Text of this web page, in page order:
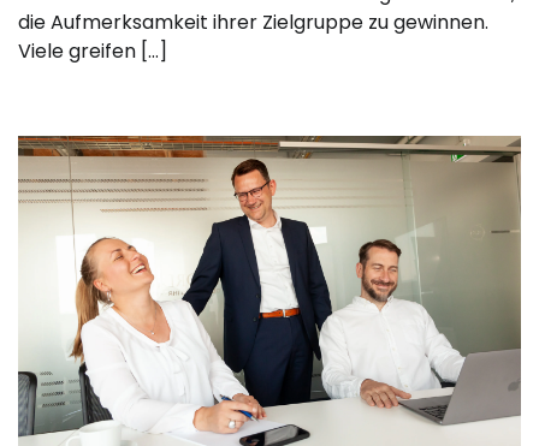
die Aufmerksamkeit ihrer Zielgruppe zu gewinnen.
Viele greifen […]